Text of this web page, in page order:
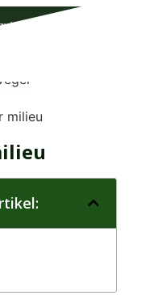
4 bedrijven die